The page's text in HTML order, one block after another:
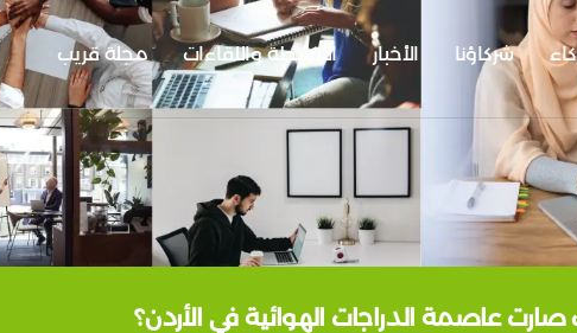
شركاؤنا الأخبار الأنشطة واللقاءات مجلة قريب
عاصمة الدراجات الهوائية في الأردن؟